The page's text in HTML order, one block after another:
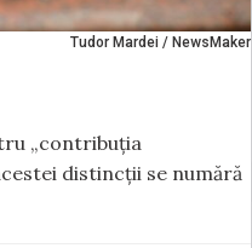
Tudor Mardei / NewsMaker
„contribuția
distincții se numără